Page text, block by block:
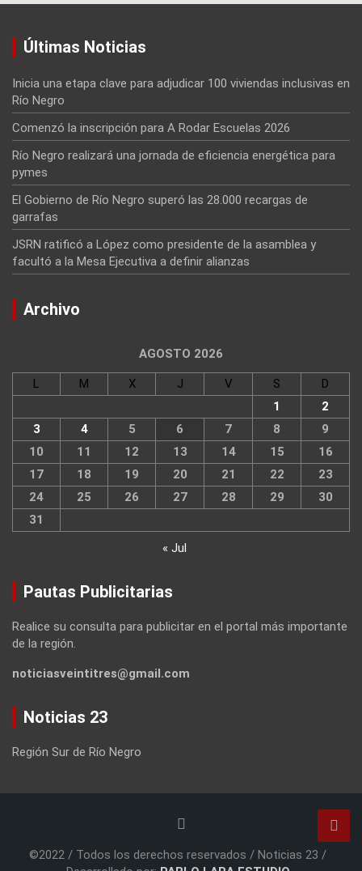
Últimas Noticias
Inicia una etapa clave para adjudicar 100 viviendas inclusivas en
Río Negro
Comenzó la inscripción para A Rodar Escuelas 2026
Río Negro realizará una jornada de eficiencia energética para
pymes
El Gobierno de Río Negro superó las 28.000 recargas de
garrafas
JSRN ratificó a López como presidente de la asamblea y
facultó a la Mesa Ejecutiva a definir alianzas
Archivo
AGOSTO 2026
L M X J V S
D
1
2
3
4 5 6 7 8
9
10
11 12 13 14 15
16
17
18 19 20 21 22
23
24
25 26 27 28 29
30
31
« Jul
Pautas Publicitarias
Realice su consulta para publicitar en el portal más importante
de la región.
noticiasveintitres@gmail.com
Noticias 23
Región Sur de Río Negro
©2022 / Todos los derechos reservados / Noticias 23 /